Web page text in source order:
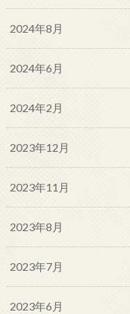
2024年8月
2024年6月
2024年2月
2023年12月
2023年11月
2023年8月
2023年7月
2023年6月